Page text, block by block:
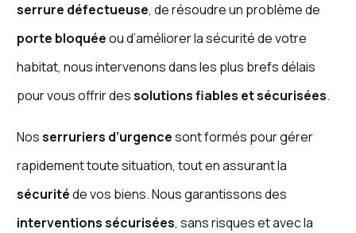
serrure défectueuse, de résoudre un problème de
porte bloquéeou d’améliorer la sécurité de votre
habitat, nous intervenons dans les plus brefs délais
pour vous offrir dessolutions fiables et sécurisées.
Nosserruriers d’urgencesont formés pour gérer
rapidement toute situation, tout en assurant la
sécuritéde vos biens. Nous garantissons des
interventions sécurisées, sans risques et avec la